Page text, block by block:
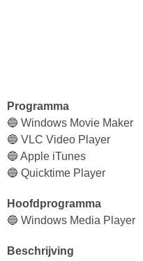
Programma
🔵 Windows Movie Maker
🔵 VLC Video Player
🔵 Apple iTunes
🔵 Quicktime Player
Hoofdprogramma
🔵 Windows Media Player
Beschrijving